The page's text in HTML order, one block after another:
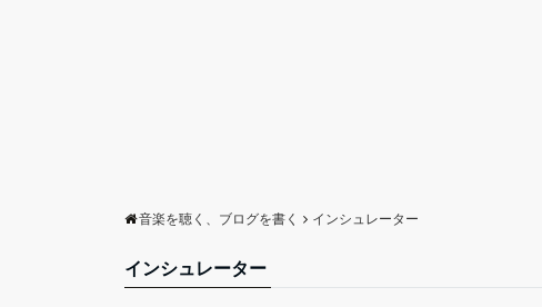
音楽を聴く、ブログを書く インシュレーター
インシュレーター